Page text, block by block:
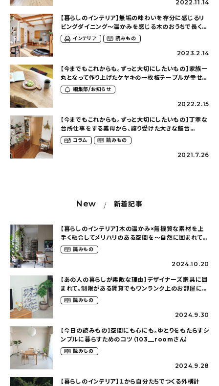
2022.11.14
【暮らしのインテリア】無垢の味わいを存分に感じるリ
ビングダイニング〜温かみを感じる木のおうちで長く暮
らす（eri_____710さん）
インテリア 読みもの
2023.2.14
【今までもこれからも。ずっと大切にしたいもの】家族一
丸となって作り上げたケヤキの一枚板テーブルが幸せを
紡いで（cheerful.lifeさん）
編集部/お知らせ
2022.2.15
【今までもこれからも。ずっと大切にしたいもの】丁寧な
台所仕事をする義母から、譲り受けた大きな飯台
（kym_tableさん）
コラム 読みもの
2021.7.26
New 新着記事
【暮らしのインテリア】木の温かみ×無機質な素材を上
手く融合してメリハリのある空間を〜自然に囲まれて暮
らす（ki_no_ieさん）
読みもの
2024.10.20
【あの人の暮らしが素敵な理由】デザイナーズ家具に囲
まれて。制限がある賃貸でもワンランク上のお部屋に〜
狭くても好きな暮らしのこと（_____chika708さん）
読みもの
2024.9.30
【今日の読みもの】空間にも心にも。ゆとりをもたらすシ
ンプルに暮らすためのコツ（103__roomさん）
読みもの
2024.9.28
【暮らしのインテリア】１から自分たちでつくる外構計